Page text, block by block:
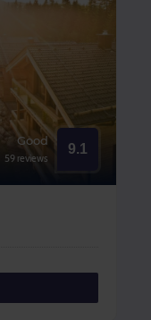
Good
59 reviews
9.1